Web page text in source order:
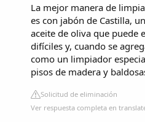
La mejor manera de
es con jabón de Castilla,
aceite de oliva que puede
difíciles y, cuando se
como un limpiador
pisos de madera y
Solicitud de eliminación
Ver respuesta completa en